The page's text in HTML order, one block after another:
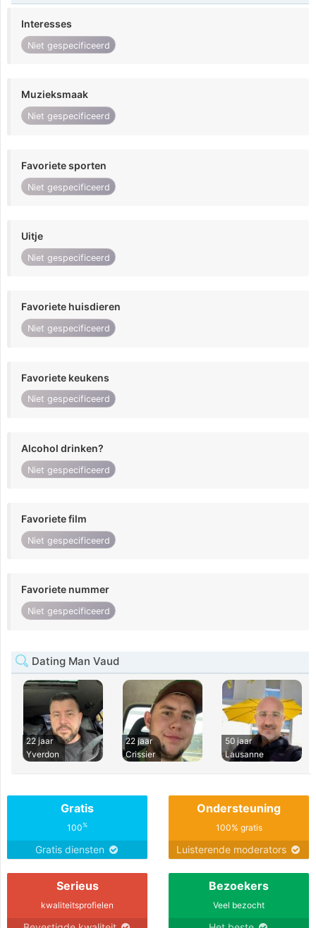
Interesses
Niet gespecificeerd
Muzieksmaak
Niet gespecificeerd
Favoriete sporten
Niet gespecificeerd
Uitje
Niet gespecificeerd
Favoriete huisdieren
Niet gespecificeerd
Favoriete keukens
Niet gespecificeerd
Alcohol drinken?
Niet gespecificeerd
Favoriete film
Niet gespecificeerd
Favoriete nummer
Niet gespecificeerd
Dating Man Vaud
22 jaar
Yverdon
22 jaar
Crissier
50 jaar
Lausanne
Gratis
100%
Gratis diensten
Ondersteuning
100% gratis
Luisterende moderators
Serieus
kwaliteitsprofielen
Bezoekers
Veel bezocht